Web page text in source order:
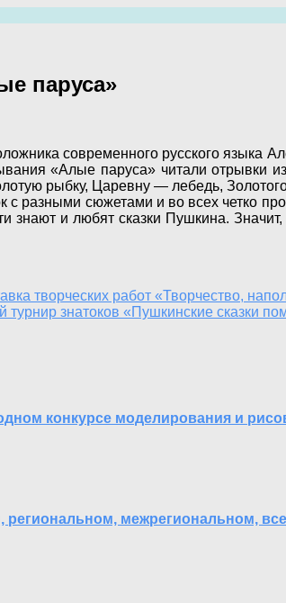
паруса»
современного русского языка
«Алые паруса» читали отрывки из
рыбку, Царевну — лебедь,
с разными сюжетами и во всех четко
знают и любят сказки Пушкина.
творческих работ «Творчество,
турнир знатоков «Пушкинские сказки
конкурсе моделирования и
региональном, межрегиональном,